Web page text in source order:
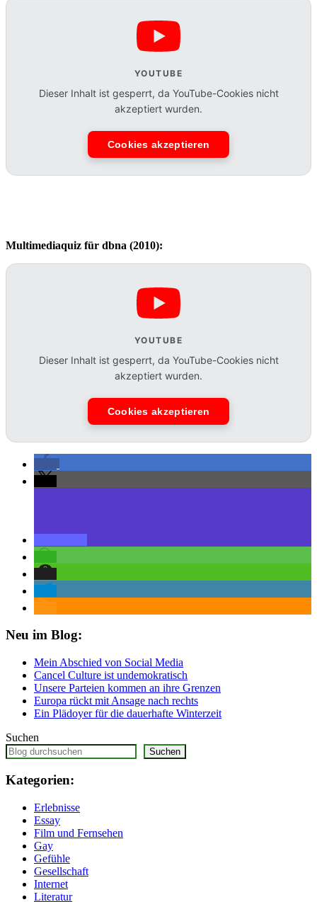
YOUTUBE
Dieser Inhalt ist gesperrt, da YouTube-Cookies nicht
akzeptiert wurden.
Cookies akzeptieren
Multimediaquiz für dbna (2010):
YOUTUBE
Dieser Inhalt ist gesperrt, da YouTube-Cookies nicht
akzeptiert wurden.
Cookies akzeptieren
Neu im Blog:
Mein Abschied von Social Media
Cancel Culture ist undemokratisch
Unsere Parteien kommen an ihre Grenzen
Europa rückt mit Ansage nach rechts
Ein Plädoyer für die dauerhafte Winterzeit
Suchen
Suchen
Kategorien:
Erlebnisse
Essay
Film und Fernsehen
Gay
Gefühle
Gesellschaft
Internet
Literatur